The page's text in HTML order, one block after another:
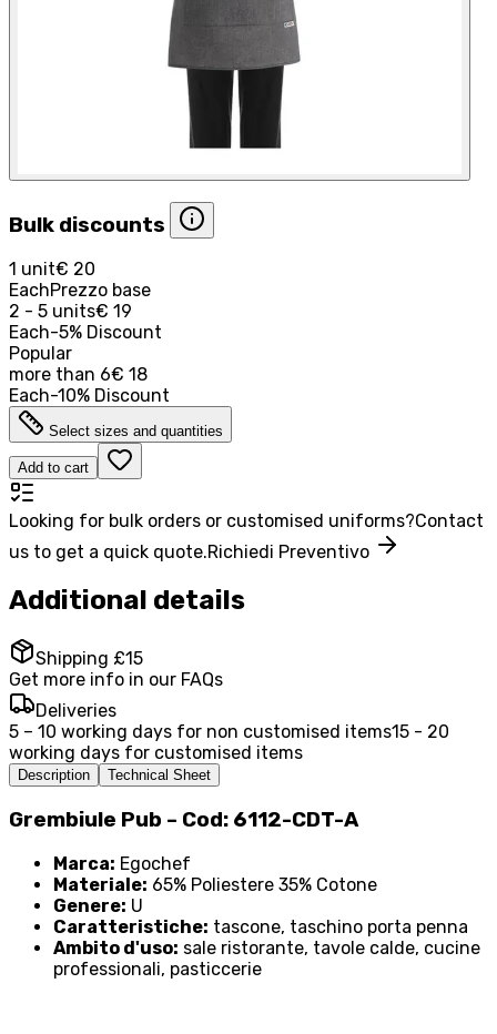
Bulk discounts
1 unit€ 20
EachPrezzo base
2 - 5 units€ 19
Each-5% Discount
Popular
more than 6€ 18
Each-10% Discount
Select sizes and quantities
Add to cart
Looking for bulk orders or customised uniforms?Contact
us to get a quick quote.Richiedi Preventivo
Additional details
Shipping £15
Get more info in our FAQs
Deliveries
5 – 10 working days for non customised items15 - 20
working days for customised items
Description Technical Sheet
Grembiule Pub – Cod: 6112-CDT-A
Marca: Egochef
Materiale: 65% Poliestere 35% Cotone
Genere: U
Caratteristiche: tascone, taschino porta penna
Ambito d'uso: sale ristorante, tavole calde, cucine
professionali, pasticcerie